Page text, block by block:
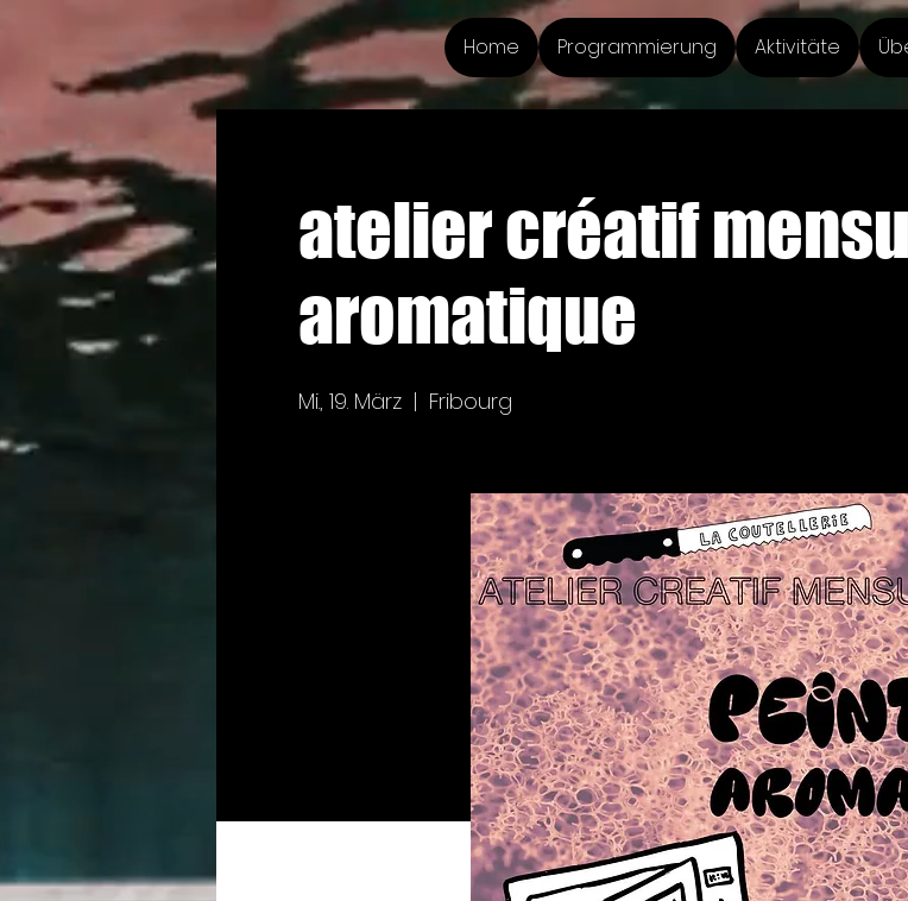
Home Programmierung Aktivitäte
atelier créatif
aromatique
Mi., 19. März
  |
Fribourg